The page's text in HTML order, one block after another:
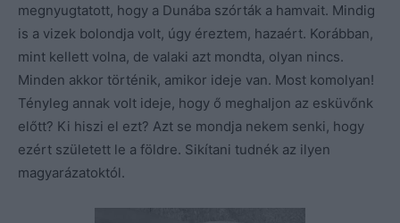
megnyugtatott, hogy a Dunába szórták a hamvait. Mindig
is a vizek bolondja volt, úgy éreztem, hazaért. Korábban,
mint kellett volna, de valaki azt mondta, olyan nincs.
Minden akkor történik, amikor ideje van. Most komolyan!
Tényleg annak volt ideje, hogy ő meghaljon az esküvőnk
előtt? Ki hiszi el ezt? Azt se mondja nekem senki, hogy
ezért született le a földre. Sikítani tudnék az ilyen
magyarázatoktól.